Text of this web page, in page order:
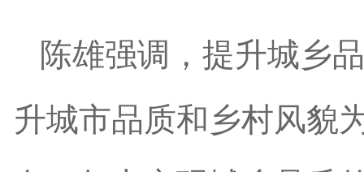
陈雄强调，提升城乡
升城市品质和乡村风貌